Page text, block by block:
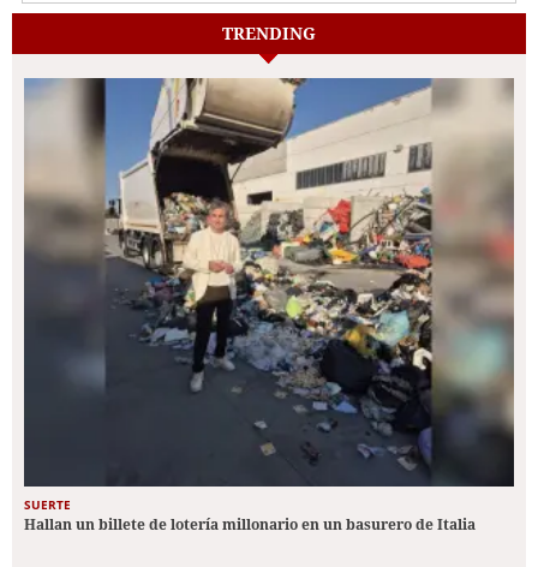
TRENDING
SUERTE
Hallan un billete de lotería millonario en un basurero de Italia